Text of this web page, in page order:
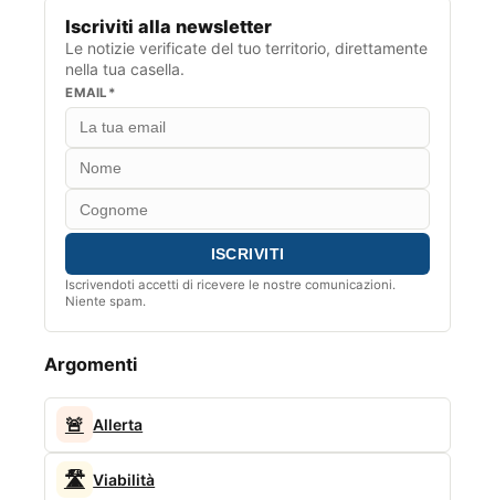
Iscriviti alla newsletter
Le notizie verificate del tuo territorio, direttamente
nella tua casella.
EMAIL*
Iscrivendoti accetti di ricevere le nostre comunicazioni.
Niente spam.
Argomenti
🚨 Allerta
🛣️ Viabilità